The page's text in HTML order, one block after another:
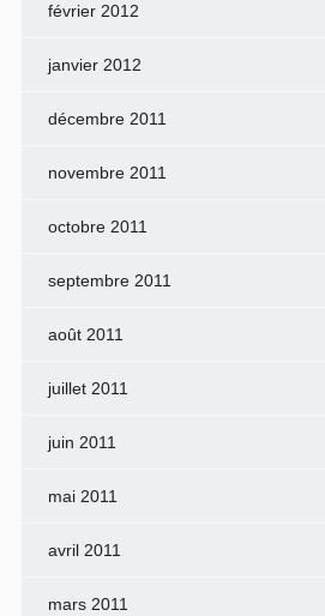
février 2012
janvier 2012
décembre 2011
novembre 2011
octobre 2011
septembre 2011
août 2011
juillet 2011
juin 2011
mai 2011
avril 2011
mars 2011